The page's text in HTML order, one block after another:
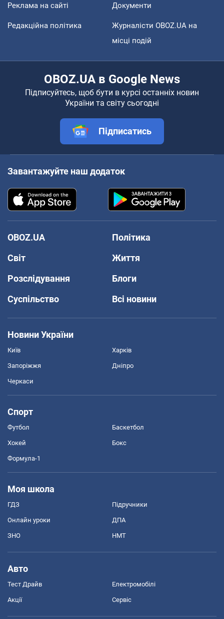
Реклама на сайті Документи
Редакційна політика
Журналісти OBOZ.UA на
місці подій
OBOZ.UA в Google News
Підписуйтесь, щоб бути в курсі останніх новин
України та світу сьогодні
Підписатись
Завантажуйте наш додаток
OBOZ.UA
Політика
Світ
Життя
Розслідування
Блоги
Суспільство
Всі новини
Новини України
Київ Харків
Запоріжжя Дніпро
Черкаси
Спорт
Футбол Баскетбол
Хокей Бокс
Формула-1
Моя школа
ГДЗ Підручники
Онлайн уроки ДПА
ЗНО НМТ
Авто
Тест Драйв Електромобілі
Акції Сервіс